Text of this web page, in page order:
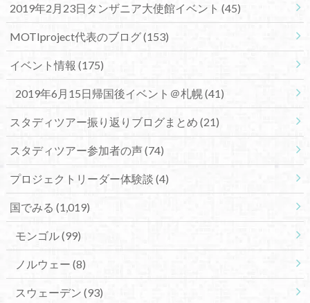
2019年2月23日タンザニア大使館イベント (45)
MOTIproject代表のブログ(153)
イベント情報 (175)
2019年6月15日帰国後イベント＠札幌(41)
スタディツアー振り返りブログまとめ (21)
スタディツアー参加者の声(74)
プロジェクトリーダー体験談 (4)
国でみる (1,019)
モンゴル(99)
ノルウェー (8)
スウェーデン (93)